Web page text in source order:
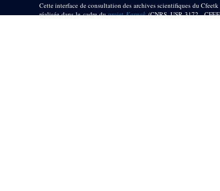
Cette interface de consultation des archives scientifiques du Cfeetk
réalisée dans le cadre duprojetKarnak(CNRS, USR 3172 -